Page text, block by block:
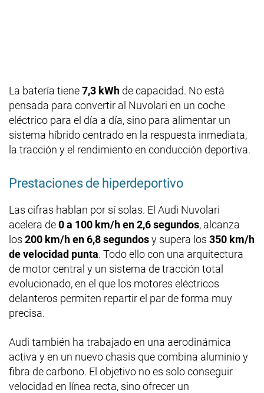
La batería tiene7,3 kWh de capacidad. No está
pensada para convertir al Nuvolari en un coche
eléctrico para el día a día, sino para alimentar un
sistema híbrido centrado en la respuesta inmediata,
la tracción y el rendimiento en conducción deportiva.
Prestaciones de hiperdeportivo
Las cifras hablan por sí solas. El Audi Nuvolari
acelera de0 a 100 km/h en 2,6 segundos, alcanza
los 200 km/h en 6,8 segundosy supera los 350 km/h
de velocidad punta. Todo ello con una arquitectura
de motor central y un sistema de tracción total
evolucionado, en el que los motores eléctricos
delanteros permiten repartir el par de forma muy
precisa.
Audi también ha trabajado en una aerodinámica
activa y en un nuevo chasis que combina aluminio y
fibra de carbono. El objetivo no es solo conseguir
velocidad en línea recta, sino ofrecer un